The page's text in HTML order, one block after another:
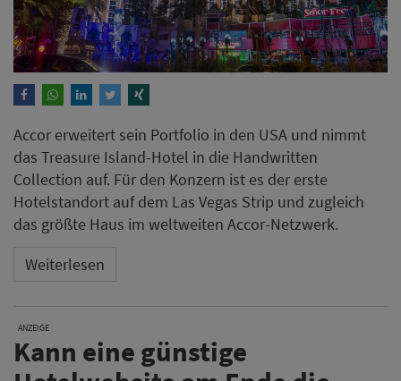
Accor erweitert sein Portfolio in den USA und nimmt
das Treasure Island-Hotel in die Handwritten
Collection auf. Für den Konzern ist es der erste
Hotelstandort auf dem Las Vegas Strip und zugleich
das größte Haus im weltweiten Accor-Netzwerk.
Weiterlesen
ANZEIGE
Kann eine günstige